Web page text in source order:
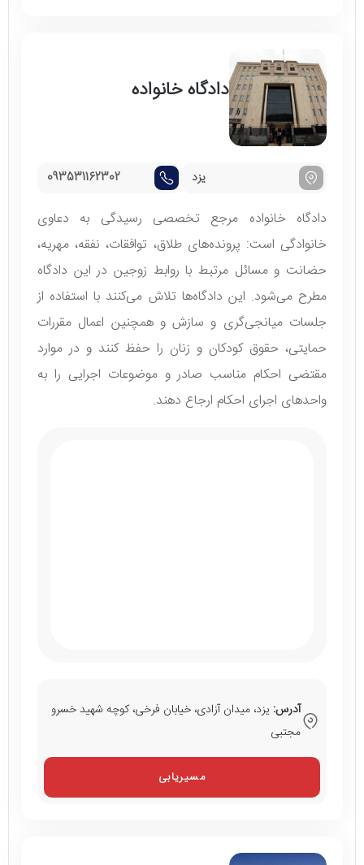
دادگاه خانواده
یزد 093531162302
دادگاه خانواده مرجع تخصصی رسیدگی به دعاوی
خانوادگی است: پرونده‌های طلاق، توافقات، نفقه، مهریه،
حضانت و مسائل مرتبط با روابط زوجین در این دادگاه
مطرح می‌شود. این دادگاه‌ها تلاش می‌کنند با استفاده از
جلسات میانجی‌گری و سازش و همچنین اعمال مقررات
حمایتی، حقوق کودکان و زنان را حفظ کنند و در موارد
مقتضی احکام مناسب صادر و موضوعات اجرایی را به
واحدهای اجرای احکام ارجاع دهند.
آدرس: یزد، میدان آزادی، خیابان فرخی، کوچه شهید خسرو
مجتبی
مسیریابی